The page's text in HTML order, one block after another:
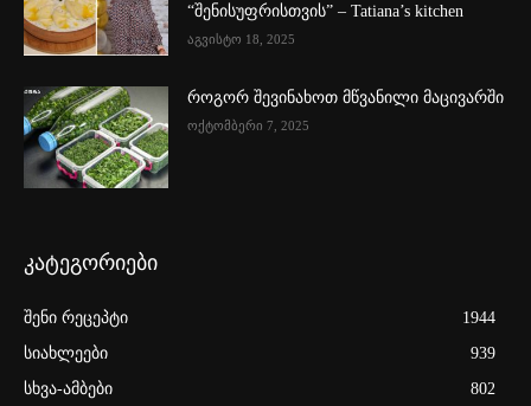
“შენისუფრისთვის” – Tatiana’s kitchen
აგვისტო 18, 2025
როგორ შევინახოთ მწვანილი მაცივარში
ოქტომბერი 7, 2025
კატეგორიები
შენი რეცეპტი
1944
სიახლეები
939
სხვა-ამბები
802